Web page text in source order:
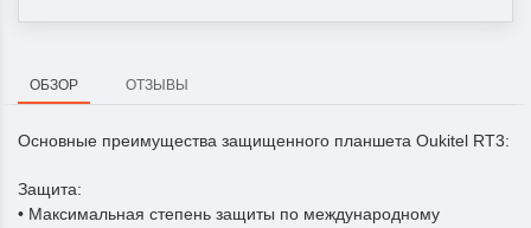
ОБЗОР ОТЗЫВЫ
Основные преимущества защищенного планшета Oukitel RT3:
Защита:
• Максимальная степень защиты по международному